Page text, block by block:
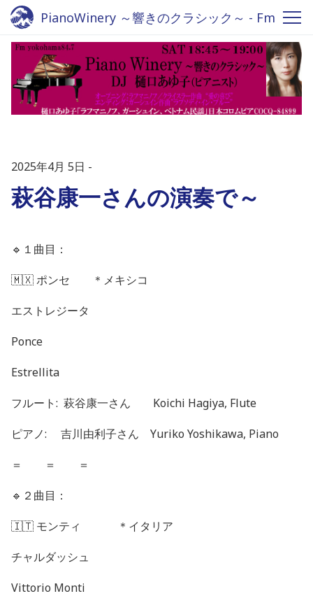
PianoWinery ～響きのクラシック～ - Fm
yokohama 84.7
2025年4月 5日
萩谷康一さんの演奏で～
🔹 １曲目：
🇲🇽ポンセ ＊メキシコ
エストレジータ
Ponce
Estrellita
フルート: 萩谷康一さん Koichi Hagiya, Flute
ピアノ:
吉川由利子さん Yuriko Yoshikawa, Piano
＝ ＝ ＝
🔹 ２曲目：
🇮🇹 モンティ
＊イタリア
チャルダッシュ
Vittorio Monti